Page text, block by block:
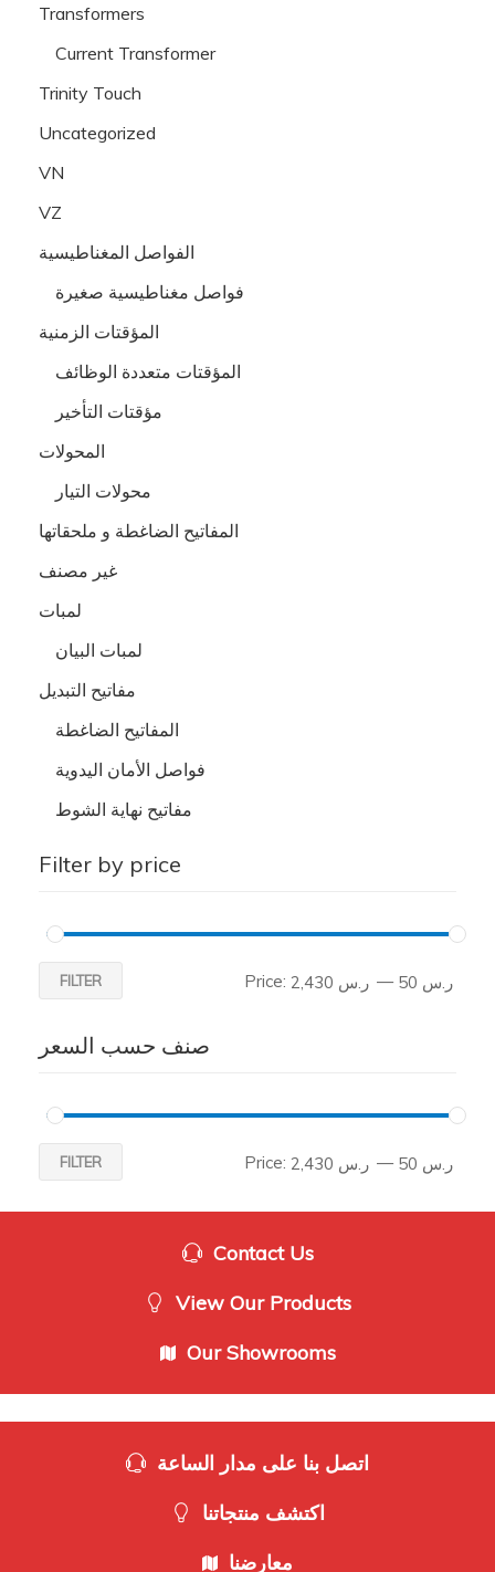
Transformers
Current Transformer
Trinity Touch
Uncategorized
VN
VZ
الفواصل المغناطيسية
فواصل مغناطيسية صغيرة
المؤقتات الزمنية
المؤقتات متعددة الوظائف
مؤقتات التأخير
المحولات
محولات التيار
المفاتيح الضاغطة و ملحقاتها
غير مصنف
لمبات
لمبات البيان
مفاتيح التبديل
المفاتيح الضاغطة
فواصل الأمان اليدوية
مفاتيح نهاية الشوط
Filter by price
FILTER Price: ر.س 50 — ر.س 2,430
صنف حسب السعر
FILTER Price: ر.س 50 — ر.س 2,430
Contact Us
View Our Products
Our Showrooms
اتصل بنا على مدار الساعة
اكتشف منتجاتنا
معارضنا